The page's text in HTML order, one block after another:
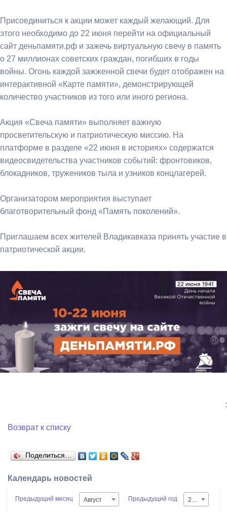
Присоединиться к акции может каждый желающий. Для
этого необходимо до 22 июня перейти на официальный
сайт деньпамяти.рф и зажечь виртуальную свечу в память
о 27 миллионах советских граждан, погибших в годы
войны. Огонь каждой зажженной свечи будет отображен на
интерактивной «Карте памяти», демонстрирующей
количество участников из того или иного региона.
Акция «Свеча памяти» выполняет важную
просветительскую и патриотическую миссию. На
платформе в разделе «22 июня в историях» содержатся
видеосвидетельства участников событий: фронтовиков,
блокадников, тружеников тыла и узников концлагерей.
Организатором мероприятия выступает
благотворительный фонд «Память поколений».
Приглашаем всех жителей Владикавказа принять участие в
патриотической акции.
:
Возврат к списку
Поделиться…
Календарь новостей
Предыдущий месяц Август Предыдущий год 2026